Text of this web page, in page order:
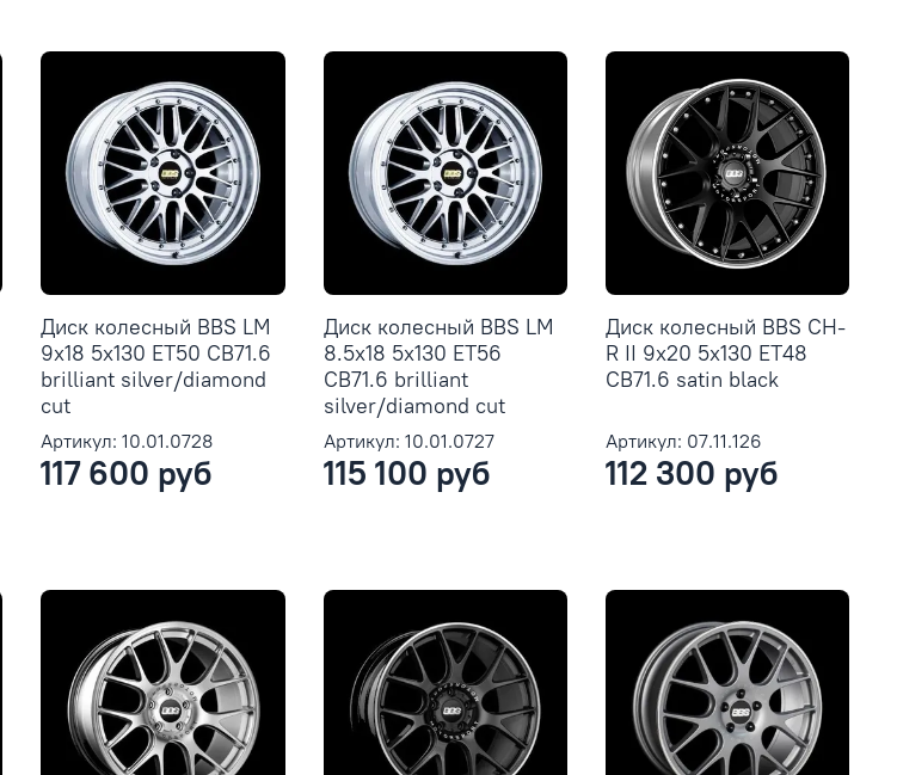
Диск колесный BBS LM
9x18 5x130 ET50 CB71.6
brilliant silver/diamond
cut
Артикул: 10.01.0728
117 600 руб
Диск колесный BBS LM
8.5x18 5x130 ET56
CB71.6 brilliant
silver/diamond cut
Артикул: 10.01.0727
115 100 руб
Диск колесный BBS CH-
R II 9x20 5x130 ET48
CB71.6 satin black
Артикул: 07.11.126
112 300 руб